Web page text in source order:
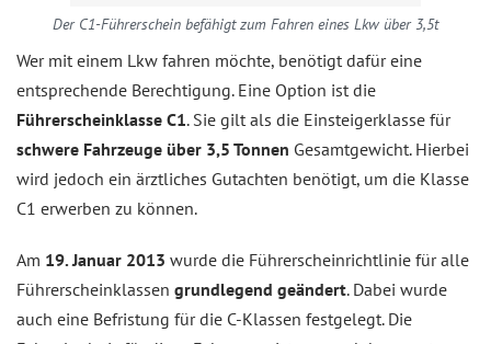
Der C1-Führerschein befähigt zum Fahren eines Lkw über 3,5t
Wer mit einem Lkw fahren möchte, benötigt dafür eine
entsprechende Berechtigung. Eine Option ist die
Führerscheinklasse C1. Sie gilt als die Einsteigerklasse für
schwere Fahrzeuge über 3,5 Tonnen Gesamtgewicht. Hierbei
wird jedoch ein ärztliches Gutachten benötigt, um die Klasse
C1 erwerben zu können.
Am 19. Januar 2013 wurde die Führerscheinrichtlinie für alle
Führerscheinklassen grundlegend geändert. Dabei wurde
auch eine Befristung für die C-Klassen festgelegt. Die